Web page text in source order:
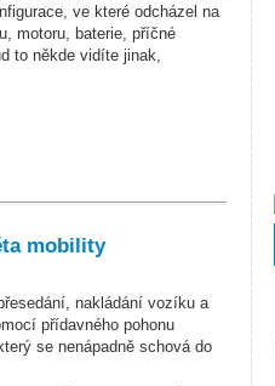
ve které odcházel na
motoru, baterie, příčné
to někde vidíte jinak,
mobility
nakládání vozíku a
přídavného pohonu
se nenápadně schová do